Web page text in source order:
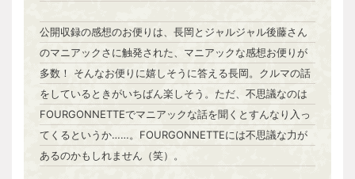
公開収録の感想のお便りは、長岡とジャルジャル後藤さん
のマニアックさに触発された、マニアックな感想お便りが
多数！ そんなお便りに嬉しそうに答える長岡。クルマの話
をしているときがいちばん楽しそう。ただ、不思議なのは
FOURGONNETTEでマニアックな話を聞くとすんなり入っ
てくるというか……。FOURGONNETTEには不思議な力が
あるのかもしれません（笑）。